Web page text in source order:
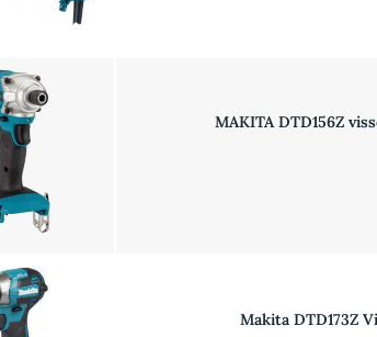
MAKITA DTD156Z
Makita DTD173Z